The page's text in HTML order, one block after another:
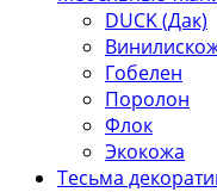
DUCK (Дак)
Гобелен
Поролон
Флок
Экокожа
Тесьма